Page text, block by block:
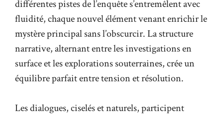
différentes pistes de l’enquête s’entremêlent avec
fluidité, chaque nouvel élément venant enrichir le
mystère principal sans l’obscurcir. La structure
narrative, alternant entre les investigations en
surface et les explorations souterraines, crée un
équilibre parfait entre tension et résolution.
Les dialogues, ciselés et naturels, participent